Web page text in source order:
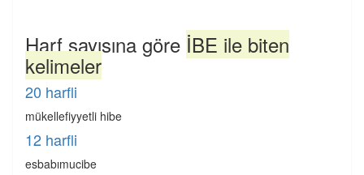
Harf sayısına göre İBE ile biten
kelimeler
20 harfli
mükellefiyyetli hibe
12 harfli
esbabımucibe